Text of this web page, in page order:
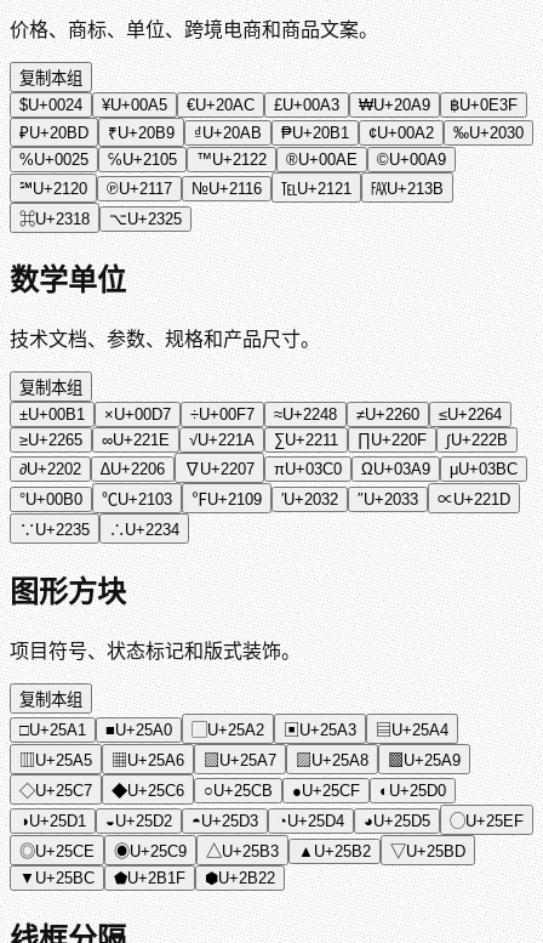
价格、商标、单位、跨境电商和商品文案。
复制本组
$U+0024 ¥U+00A5 €U+20AC £U+00A3 ₩U+20A9 ฿U+0E3F
₽U+20BD ₹U+20B9 ₫U+20AB ₱U+20B1 ¢U+00A2 ‰U+2030
%U+0025 ℅U+2105 ™U+2122 ®U+00AE ©U+00A9
℠U+2120 ℗U+2117 №U+2116 ℡ U+2121 ℻U+213B
⌘U+2318 ⌥U+2325
数学单位
技术文档、参数、规格和产品尺寸。
复制本组
±U+00B1 ×U+00D7 ÷U+00F7 ≈U+2248 ≠U+2260 ≤U+2264
≥U+2265 ∞U+221E √U+221A ∑U+2211 ∏ U+220F ∫U+222B
∂U+2202 ∆U+2206 ∇U+2207 πU+03C0 ΩU+03A9 μU+03BC
°U+00B0 ℃U+2103 ℉U+2109 ′U+2032 ″U+2033 ∝U+221D
∵ U+2235 ∴ U+2234
图形方块
项目符号、状态标记和版式装饰。
复制本组
□U+25A1 ■U+25A0 U+25A2 ▣ U+25A3 ▤U+25A4
U+25A5 ▦U+25A6 ▧U+25A7 ▨U+25A8 ▩U+25A9
◇U+25C7 ◆U+25C6 ○U+25CB ●U+25CF ◐ U+25D0
◑U+25D1 ◒U+25D2 ◓U+25D3 ◔U+25D4 ◕U+25D5 ◯U+25EF
◎U+25CE ◉U+25C9 △U+25B3 ▲ U+25B2 ▽U+25BD
▼ U+25BC ⬟U+2B1F ⬢U+2B22